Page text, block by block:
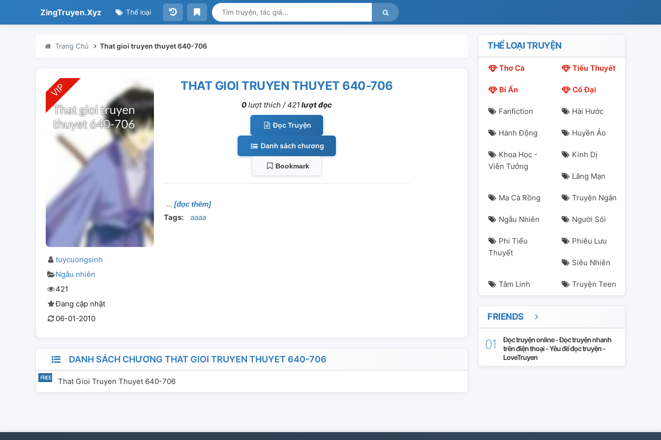
ZingTruyen.Xyz Thể loại
Trang Chủ That gioi truyen thuyet 640-706
tuycuongsinh
Ngẫu nhiên
421
Đang cập nhật
06-01-2010
THAT GIOI TRUYEN THUYET 640-706
0 lượt thích /421 lượt đọc
Đọc Truyện
Danh sách chương
Bookmark
[đọc thêm]
Tags: aaaa
DANH SÁCH CHƯƠNG THAT GIOI TRUYEN THUYET 640-706
That Gioi Truyen Thuyet 640-706
THỂ LOẠI TRUYỆN
Thơ Ca Tiểu Thuyết
Bí Ẩn Cổ Đại
Fanfiction Hài Hước
Hành Động Huyền Ảo
Khoa Học -
Viễn Tưởng
Kinh Dị
Lãng Mạn
Ma Cà Rồng Truyện Ngắn
Ngẫu Nhiên Người Sói
Phi Tiểu
Thuyết
Phiêu Lưu
Siêu Nhiên
Tâm Linh Truyện Teen
FRIENDS
Đọc truyện online - Đọc truyện nhanh
trên điện thoại - Yêu để đọc truyện -
LoveTruyen